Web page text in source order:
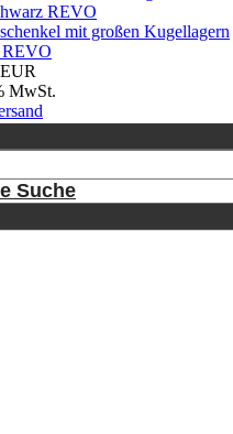
mit großen Kugellagern
REVO
MwSt.
Suche